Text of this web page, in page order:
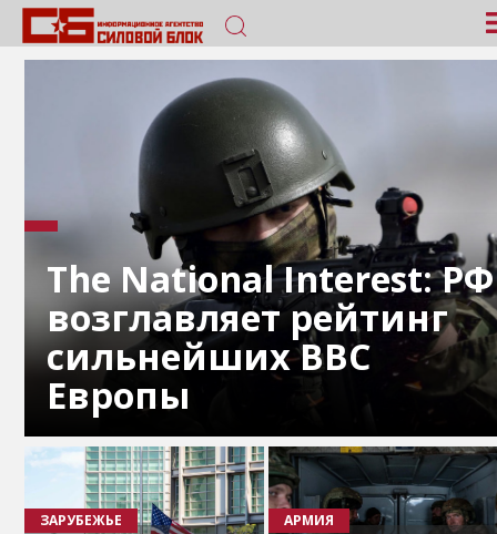
The National Interest: РФ
возглавляет рейтинг
сильнейших ВВС
Европы
ЗАРУБЕЖЬЕ АРМИЯ